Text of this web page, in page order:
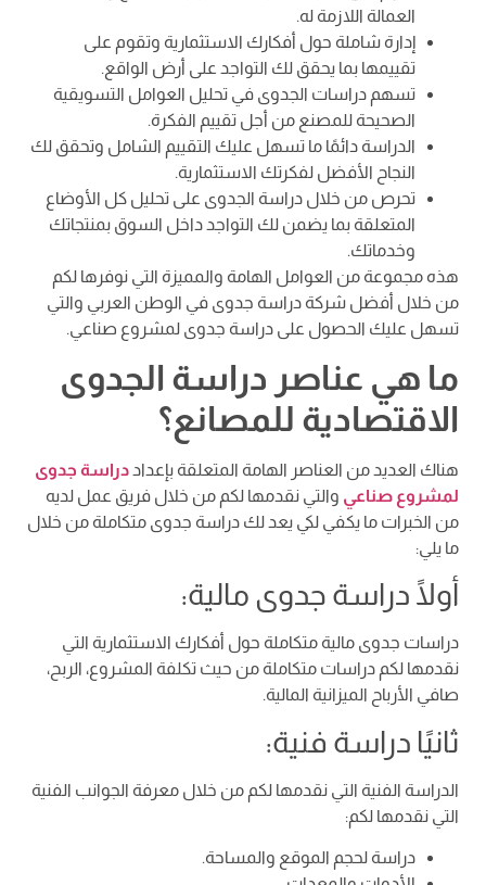
العمالة اللازمة له.
إدارة شاملة حول أفكارك الاستثمارية وتقوم على
تقييمها بما يحقق لك التواجد على أرض الواقع.
تسهم دراسات الجدوى في تحليل العوامل التسويقية
الصحيحة للمصنع من أجل تقييم الفكرة.
الدراسة دائمًا ما تسهل عليك التقييم الشامل وتحقق لك
النجاح الأفضل لفكرتك الاستثمارية.
تحرص من خلال دراسة الجدوى على تحليل كل الأوضاع
المتعلقة بما يضمن لك التواجد داخل السوق بمنتجاتك
وخدماتك.
هذه مجموعة من العوامل الهامة والمميزة التي نوفرها لكم
من خلال أفضل شركة دراسة جدوى في الوطن العربي والتي
تسهل عليك الحصول على دراسة جدوى لمشروع صناعي.
ما هي عناصر دراسة الجدوى
الاقتصادية للمصانع؟
هناك العديد من العناصر الهامة المتعلقة بإعداد دراسة جدوى
لمشروع صناعي والتي نقدمها لكم من خلال فريق عمل لديه
من الخبرات ما يكفي لكي يعد لك دراسة جدوى متكاملة من خلال
ما يلي:
أولًا دراسة جدوى مالية:
دراسات جدوى مالية متكاملة حول أفكارك الاستثمارية التي
نقدمها لكم دراسات متكاملة من حيث تكلفة المشروع، الربح،
صافي الأرباح الميزانية المالية.
ثانيًا دراسة فنية:
الدراسة الفنية التي نقدمها لكم من خلال معرفة الجوانب الفنية
التي نقدمها لكم:
دراسة لحجم الموقع والمساحة.